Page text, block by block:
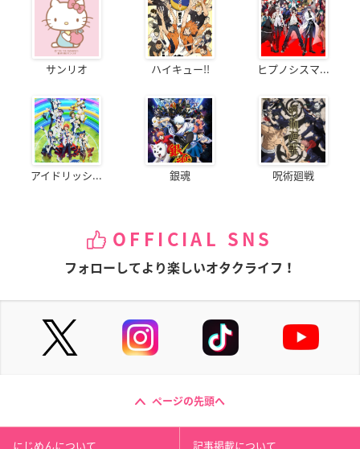
サンリオ ハイキュー!! ヒプノシスマ...
アイドリッシ... 銀魂 呪術廻戦
OFFICIAL SNS
フォローしてより楽しいオタクライフ！
ページの先頭へ
にじめんについて 記事掲載について